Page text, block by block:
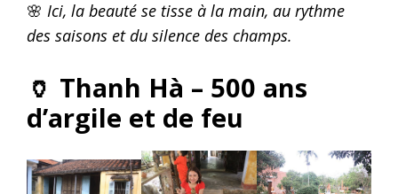
🌸 Ici, la beauté se tisse à la main, au rythme
des saisons et du silence des champs.
🏺 Thanh Hà – 500 ans
d’argile et de feu